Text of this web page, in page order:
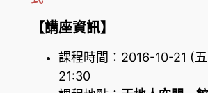
【講座資訊】
課程時間：2016-10-21 (
21:30